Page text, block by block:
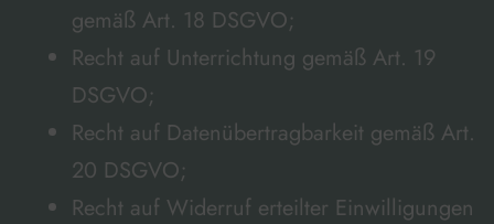
gemäß Art. 18 DSGVO;
Recht auf Unterrichtung gemäß Art. 19
DSGVO;
Recht auf Datenübertragbarkeit gemäß Art.
20 DSGVO;
Recht auf Widerruf erteilter Einwilligungen